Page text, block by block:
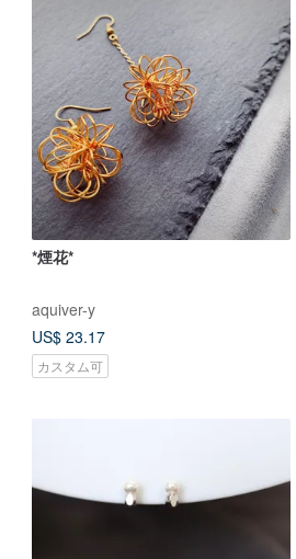
*煙花*
aquiver-y
US$ 23.17
カスタム可